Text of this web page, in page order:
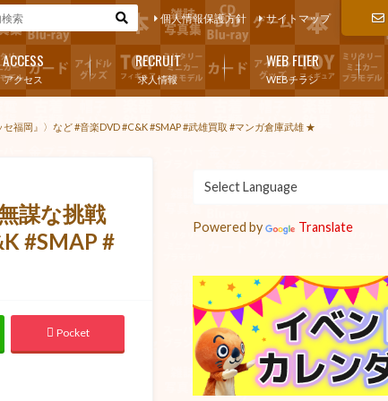
個人情報保護方針 サイトマップ
アクセス
ACCESS
求人情報
RECRUIT
WEBチラシ
WEB FLIER
福岡』〉など #音楽DVD #C&K #SMAP #武雄買取 #マンガ倉庫武雄 ★
謀な挑戦
#SMAP #
Pocket
Powered by Translate